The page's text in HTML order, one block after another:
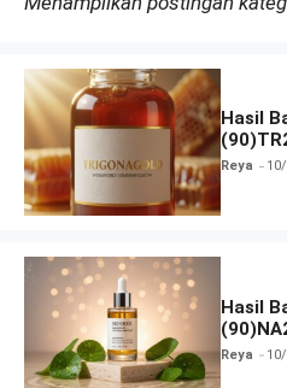
Hasil
dan Izin
Reya
Hasil
dan Izin
Reya